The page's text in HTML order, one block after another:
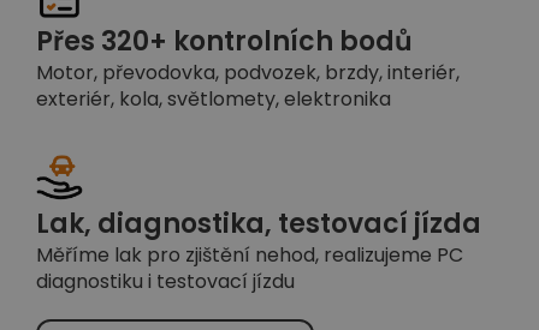
Přes 320+ kontrolních bodů
Motor, převodovka, podvozek, brzdy, interiér,
exteriér, kola, světlomety, elektronika
Lak, diagnostika, testovací jízda
Měříme lak pro zjištění nehod, realizujeme PC
diagnostiku i testovací jízdu